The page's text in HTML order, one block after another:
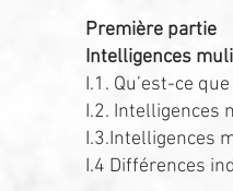
Première partie
Intelligences
I.1. Qu’est-ce
I.2. Intelligences
I.3.Intelligences
I.4 Différences